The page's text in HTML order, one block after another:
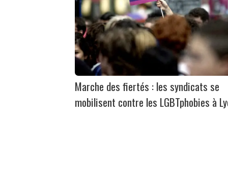
Marche des fiertés : les syndicats se
mobilisent contre les LGBTphobies à